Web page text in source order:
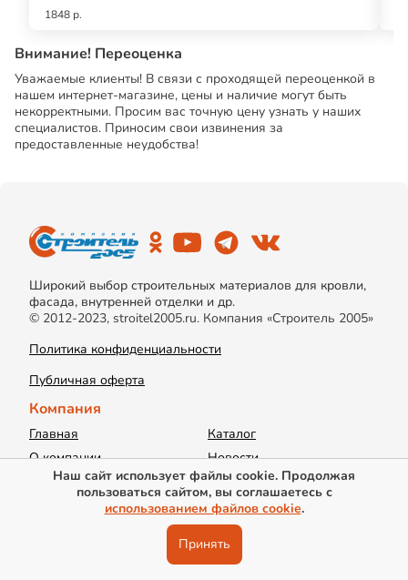
1848 р.
Внимание! Переоценка
Уважаемые клиенты! В связи с проходящей переоценкой в
нашем интернет-магазине, цены и наличие могут быть
некорректными. Просим вас точную цену узнать у наших
специалистов. Приносим свои извинения за
предоставленные неудобства!
Широкий выбор строительных материалов для кровли,
фасада, внутренней отделки и др.
© 2012-2023, stroitel2005.ru. Компания «Строитель 2005»
Политика конфиденциальности
Публичная оферта
Компания
Главная
Каталог
О компании
Новости
Акции
Доставка
Информация
Контакты
Калькуляторы
Наш сайт использует файлы cookie. Продолжая
пользоваться сайтом, вы соглашаетесь с
использованием файлов cookie.
Принять